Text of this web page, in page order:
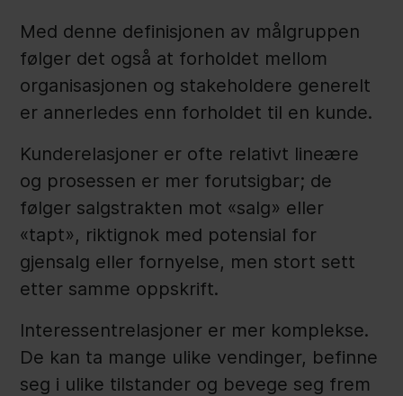
Med denne definisjonen av målgruppen
følger det også at forholdet mellom
organisasjonen og stakeholdere generelt
er annerledes enn forholdet til en kunde.
Kunderelasjoner er ofte relativt lineære
og prosessen er mer forutsigbar; de
følger salgstrakten mot «salg» eller
«tapt», riktignok med potensial for
gjensalg eller fornyelse, men stort sett
etter samme oppskrift.
Interessentrelasjoner er mer komplekse.
De kan ta mange ulike vendinger, befinne
seg i ulike tilstander og bevege seg frem